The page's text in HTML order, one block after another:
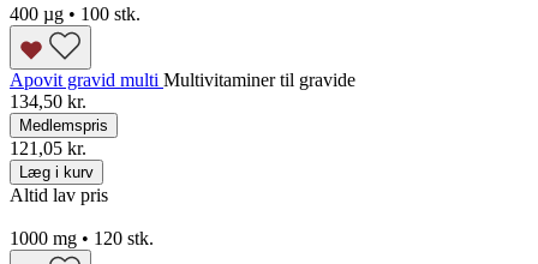
400 µg • 100 stk.
Apovit gravid multi Multivitaminer til gravide
134,50 kr.
Medlemspris
121,05 kr.
Læg i kurv
Altid lav pris
1000 mg • 120 stk.